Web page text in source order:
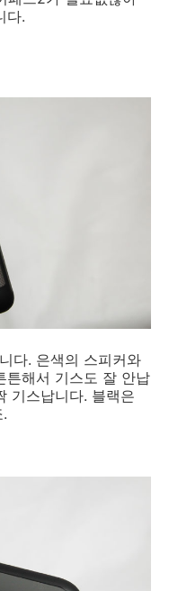
다.
다. 은색의 스피커와
튼해서 기스도 잘 안납
기스납니다. 블랙은